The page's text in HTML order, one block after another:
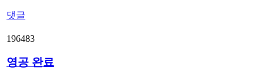
댓글
196483
영공 완료